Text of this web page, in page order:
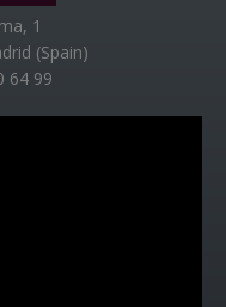
1
(Spain)
64 99